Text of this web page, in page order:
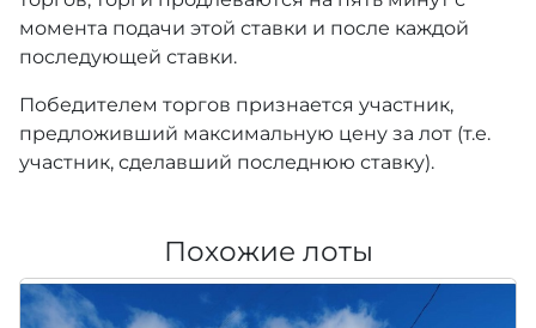
момента подачи этой ставки и после каждой
последующей ставки.
Победителем торгов признается участник,
предложивший максимальную цену за лот (т.е.
участник, сделавший последнюю ставку).
Похожие лоты